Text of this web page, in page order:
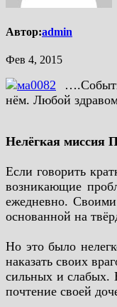
Автор:admin
Фев 4, 2015
нём. Любой
Нелёгкая миссия
Если говорить
возникающие
ежедневно.
основанной на
Но это было
наказать своих
сильных и слабых.
почтение своей